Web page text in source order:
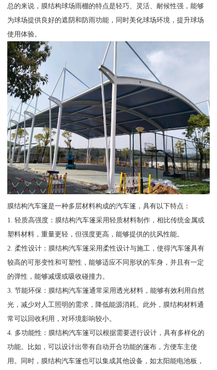
总的来说，膜结构球场雨棚的特点是轻巧、灵活、耐候性强，能够
为球场提供良好的遮阴和防雨功能，同时美化球场环境，提升球场
使用体验。
膜结构汽车篷是一种多层材料构成的汽车篷，具有以下特点：
1. 轻质高强度：膜结构汽车篷采用轻质材料制作，相比传统金属或
塑料材料，重量更轻，但强度更高，能够提供的抗风性能。
2. 柔性设计：膜结构汽车篷采用柔性设计与施工，使得汽车篷具有
较高的可形变性和可塑性，能够适应不同形状的车身，并且有一定
的弹性，能够减缓或吸收碰撞力。
3. 节能环保：膜结构汽车篷通常采用透光材料，能够有效利用自然
光，减少对人工照明的需求，降低能源消耗。此外，膜结构材料通
常可以回收利用，对环境影响较小。
4. 多功能性：膜结构汽车篷可以根据需要进行设计，具有多样化的
功能。比如，可以设计出带有自动开合功能的篷布，方便车主使
用。同时，膜结构汽车篷也可以集成其他设备，如太阳能电池板，